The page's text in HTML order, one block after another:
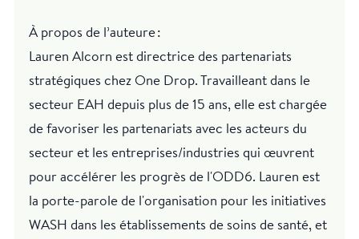
À propos de l’auteure :
Lauren Alcorn est directrice des partenariats
stratégiques chez One Drop. Travailleant dans le
secteur EAH depuis plus de 15 ans, elle est chargée
de favoriser les partenariats avec les acteurs du
secteur et les entreprises/industries qui œuvrent
pour accélérer les progrès de l'ODD6. Lauren est
la porte-parole de l'organisation pour les initiatives
WASH dans les établissements de soins de santé, et